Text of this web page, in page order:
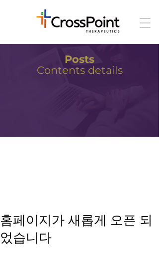
Posts
Contents details
홈페이지가 새롭게 오픈 되
었습니다